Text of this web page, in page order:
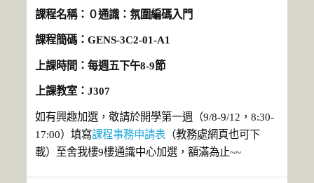
課程名稱：０通識：氛圍編碼入門
課程簡碼：GENS-3C2-01-A1
上課時間：每週五下午8-9節
上課教室：J307
如有興趣加選，敬請於開學第一週（9/8-9/12，8:30-
17:00）填寫課程事務申請表 （教務處網頁也可下
載）至舍我樓9樓通識中心加選，額滿為止~~